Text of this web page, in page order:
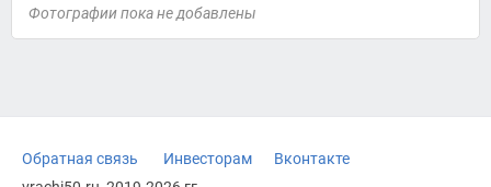
Фотографии пока не добавлены
Обратная связь Инвесторам
Вконтакте